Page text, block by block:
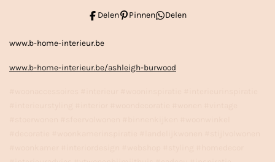
Delen Pinnen Delen
www.b-home-interieur.be
www.b-home-interieur.be/ashleigh-burwood